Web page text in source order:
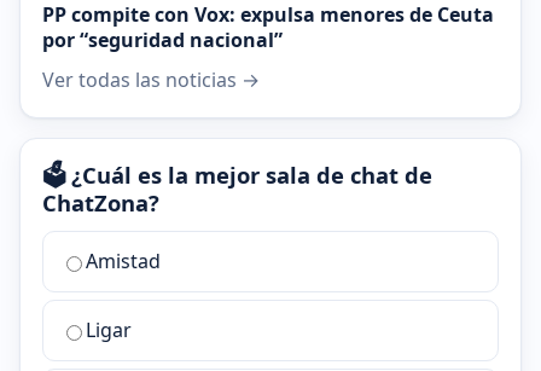
PP compite con Vox: expulsa menores de Ceuta
por “seguridad nacional”
Ver todas las noticias →
🗳️ ¿Cuál es la mejor sala de chat de
ChatZona?
¿Cuál
la
mejor
sala
Amistad
Ligar